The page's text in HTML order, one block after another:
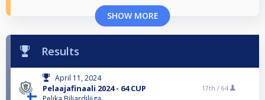
SHOW MORE
Results
April 11, 2024
Pelaajafinaali 2024 - 64 CUP 17th / 64